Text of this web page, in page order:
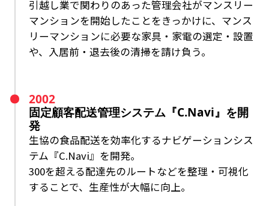
引越し業で関わりのあった管理会社がマンスリー
マンションを開始したことをきっかけに、 マンス
リーマンションに必要な家具・家電の選定・設置
や、入居前・退去後の清掃を請け負う。
2002
固定顧客配送管理システム『C.Navi』を開
発
生協の食品配送を効率化するナビゲーションシス
テム『C.Navi』を開発。
300を超える配達先のルートなどを整理・可視化
することで、生産性が大幅に向上。